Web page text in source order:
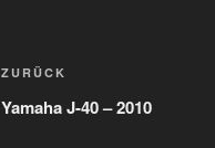
Beitragsnavigation
Vorheriger
Beitrag
ZURÜCK
Yamaha J-40 – 2010